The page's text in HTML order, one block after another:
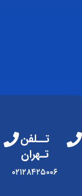
تــلفن
تـهران
۰۲۱۲۸۴۲۵۰۰۶